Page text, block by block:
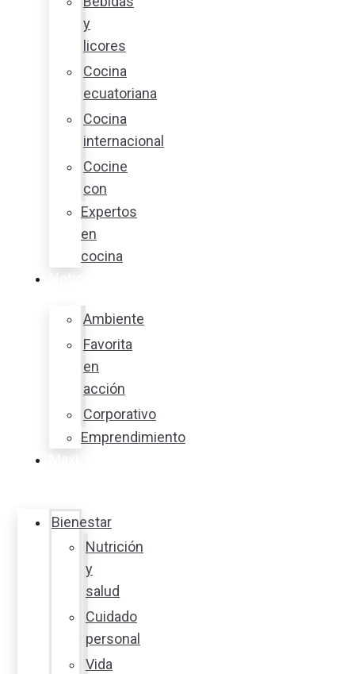
y
licores
Cocina
ecuatoriana
Cocina
internacional
Cocine
con
Expertos
en
cocina
Ambiente
Favorita
en
acción
Corporativo
Emprendimiento
Bienestar
Nutrición
y
salud
Cuidado
personal
Vida